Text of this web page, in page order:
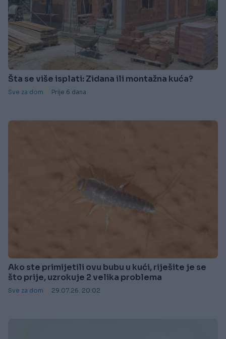
Šta se više isplati: Zidana ili montažna kuća?
Sve za dom Prije 6 dana
Ako ste primijetili ovu bubu u kući, riješite je se
što prije, uzrokuje 2 velika problema
Sve za dom 29.07.26. 20:02